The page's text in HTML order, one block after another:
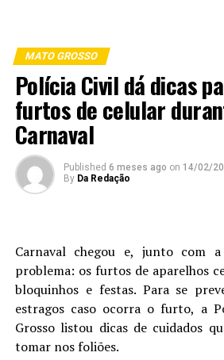
MATO GROSSO
Polícia Civil dá dicas
furtos de celular
Carnaval
Published 6 meses ago on 14/02/
By Da Redação
Carnaval chegou e, junto com
problema: os furtos de aparelhos
bloquinhos e festas. Para se
estragos caso ocorra o furto, a
Grosso listou dicas de cuidados
tomar nos foliões.